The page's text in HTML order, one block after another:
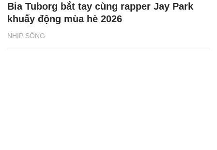
NHỊP SỐNG
Bia Tuborg bắt tay cùng rapper Jay Park
khuấy động mùa hè 2026